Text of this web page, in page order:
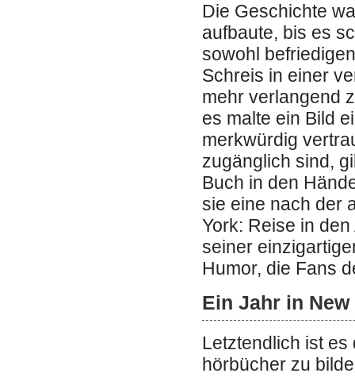
Die Geschichte
aufbaute, bis es
sowohl
Schreis in einer
mehr verlangend
es malte ein Bild
merkwürdig
zugänglich sind,
Buch in den
sie eine nach der
York: Reise in
seiner
Humor, die Fans
Ein Jahr in
Letztendlich ist
hörbücher zu